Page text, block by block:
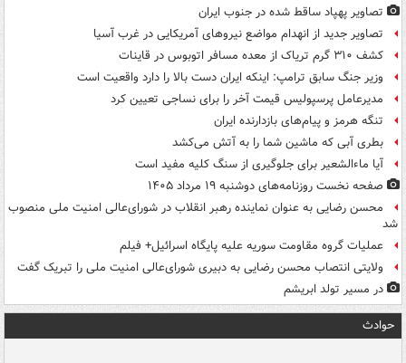
تصاویر پهپاد ساقط شده در جنوب ایران
تصاویر جدید از انهدام مواضع نیروهای آمریکایی در غرب آسیا
کشف ۳۱۰ گرم تریاک از معده مسافر اتوبوس در قاینات
وزیر جنگ سابق ترامپ: اینکه ایران دست بالا را دارد واقعیت است
مدیرعامل پرسپولیس قیمت آخر را برای نساجی تعیین کرد
تنگه هرمز و پیام‌های بازدارنده ایران
بطری آبی که ماشین شما را به آتش می‌کشد
آیا ماءالشعیر برای جلوگیری از سنگ کلیه مفید است
صفحه نخست روزنامه‌های دوشنبه ۱۹ مرداد ۱۴۰۵
محسن رضایی به عنوان نماینده رهبر انقلاب در شورای‌عالی امنیت ملی منصوب
شد
عملیات گروه مقاومت سوریه علیه پایگاه اسرائیل+ فیلم
ولایتی انتصاب محسن رضایی به دبیری شورای‌عالی امنیت ملی را تبریک گفت
در مسیر تولد ابریشم
حوادث